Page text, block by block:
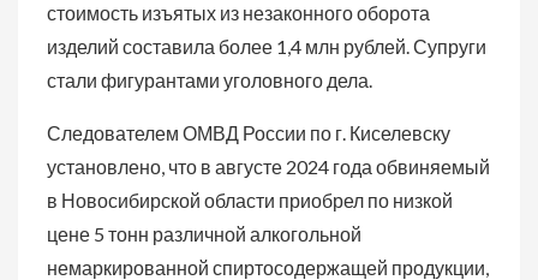
стоимость изъятых из незаконного оборота
изделий составила более 1,4 млн рублей. Супруги
стали фигурантами уголовного дела.
Следователем ОМВД России по г. Киселевску
установлено, что в августе 2024 года обвиняемый
в Новосибирской области приобрел по низкой
цене 5 тонн различной алкогольной
немаркированной спиртосодержащей продукции,